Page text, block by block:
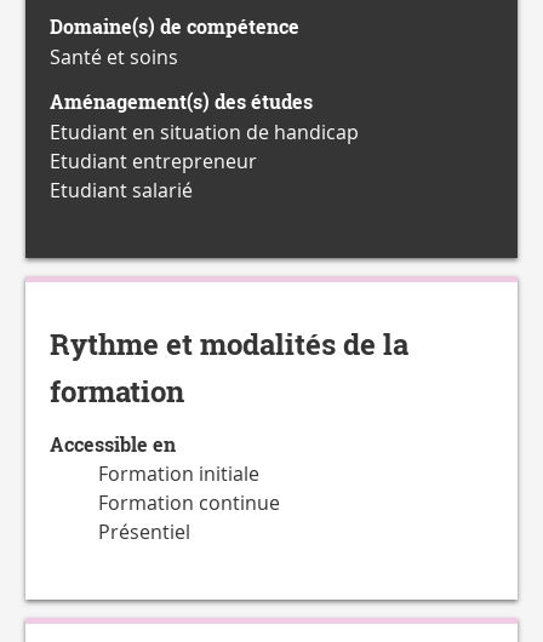
Domaine(s) de compétence
Santé et soins
Aménagement(s) des études
Etudiant en situation de handicap
Etudiant entrepreneur
Etudiant salarié
Rythme et modalités de la
formation
Accessible en
Formation initiale
Formation continue
Présentiel